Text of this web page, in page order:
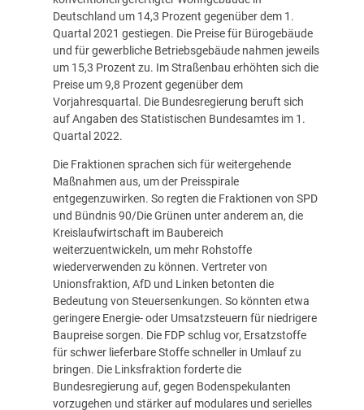
Deutschland um 14,3 Prozent gegenüber dem 1.
Quartal 2021 gestiegen. Die Preise für Bürogebäude
und für gewerbliche Betriebsgebäude nahmen jeweils
um 15,3 Prozent zu. Im Straßenbau erhöhten sich die
Preise um 9,8 Prozent gegenüber dem
Vorjahresquartal. Die Bundesregierung beruft sich
auf Angaben des Statistischen Bundesamtes im 1.
Quartal 2022.
Die Fraktionen sprachen sich für weitergehende
Maßnahmen aus, um der Preisspirale
entgegenzuwirken. So regten die Fraktionen von SPD
und Bündnis 90/Die Grünen unter anderem an, die
Kreislaufwirtschaft im Baubereich
weiterzuentwickeln, um mehr Rohstoffe
wiederverwenden zu können. Vertreter von
Unionsfraktion, AfD und Linken betonten die
Bedeutung von Steuersenkungen. So könnten etwa
geringere Energie- oder Umsatzsteuern für niedrigere
Baupreise sorgen. Die FDP schlug vor, Ersatzstoffe
für schwer lieferbare Stoffe schneller in Umlauf zu
bringen. Die Linksfraktion forderte die
Bundesregierung auf, gegen Bodenspekulanten
vorzugehen und stärker auf modulares und serielles